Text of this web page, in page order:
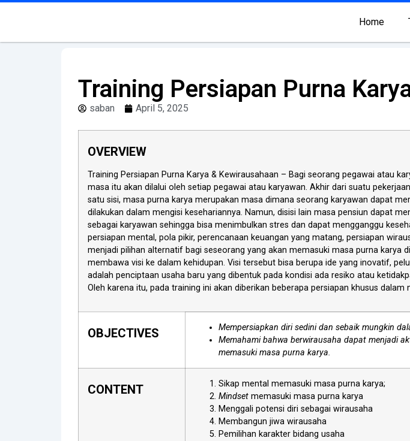
Home
Training Persiapan Purna
saban April 5, 2025
OVERVIEW
Training Persiapan Purna Karya & Kewirausahaan – Bagi seorang pegawai atau
masa itu akan dilalui oleh setiap pegawai atau karyawan. Akhir dari suatu
satu sisi, masa purna karya merupakan masa dimana seorang karyawan dapat
dilakukan dalam mengisi kesehariannya. Namun, disisi lain masa pensiun dapat
sebagai karyawan sehingga bisa menimbulkan stres dan dapat mengganggu
persiapan mental, pola pikir, perencanaan keuangan yang matang, persiapan
menjadi pilihan alternatif bagi seseorang yang akan memasuki masa purna karya
membawa visi ke dalam kehidupan. Visi tersebut bisa berupa ide yang inovatif,
adalah penciptaan usaha baru yang dibentuk pada kondisi ada resiko atau
Oleh karena itu, pada training ini akan diberikan beberapa persiapan khusus
OBJECTIVES
Mempersiapkan diri sedini dan sebaik mungkin
Memahami bahwa berwirausaha dapat menjadi
memasuki masa purna karya.
CONTENT
Sikap mental memasuki masa purna karya;
Mindset memasuki masa purna karya
Menggali potensi diri sebagai wirausaha
Membangun jiwa wirausaha
Pemilihan karakter bidang usaha